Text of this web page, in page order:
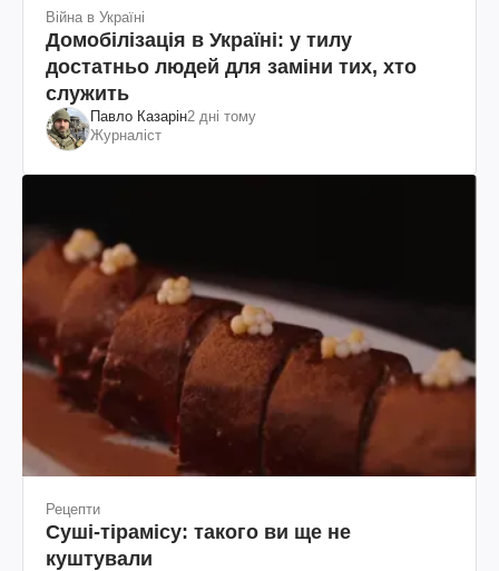
Війна в Україні
Домобілізація в Україні: у тилу
достатньо людей для заміни тих, хто
служить
Павло Казарін2 дні тому
Журналіст
Рецепти
Суші-тірамісу: такого ви ще не
куштували